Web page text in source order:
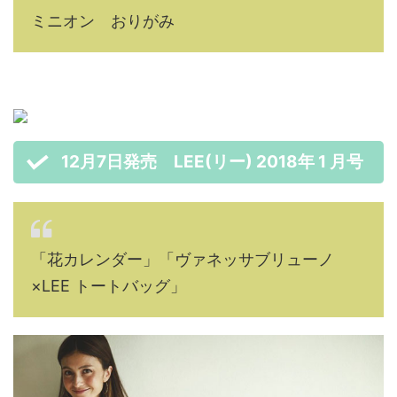
ミニオン おりがみ
12月7日発売 LEE(リー) 2018年 1 月号
「花カレンダー」「ヴァネッサブリューノ
×LEE トートバッグ」